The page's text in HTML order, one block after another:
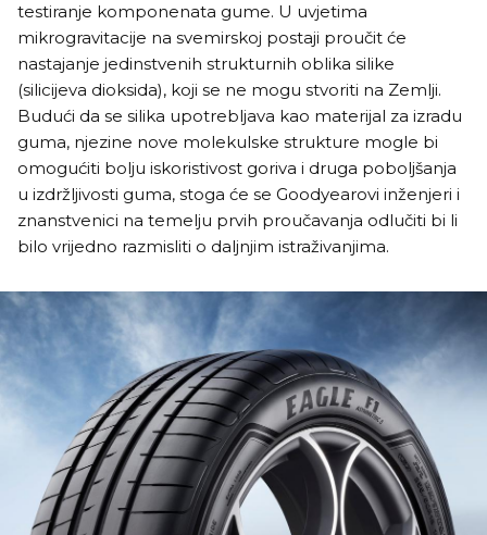
testiranje komponenata gume. U uvjetima
mikrogravitacije na svemirskoj postaji proučit će
nastajanje jedinstvenih strukturnih oblika silike
(silicijeva dioksida), koji se ne mogu stvoriti na Zemlji.
Budući da se silika upotrebljava kao materijal za izradu
guma, njezine nove molekulske strukture mogle bi
omogućiti bolju iskoristivost goriva i druga poboljšanja
u izdržljivosti guma, stoga će se Goodyearovi inženjeri i
znanstvenici na temelju prvih proučavanja odlučiti bi li
bilo vrijedno razmisliti o daljnjim istraživanjima.